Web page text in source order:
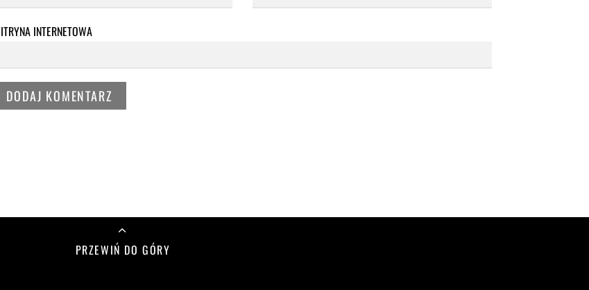
INTERNETOWA
PRZEWIŃ DO GÓRY